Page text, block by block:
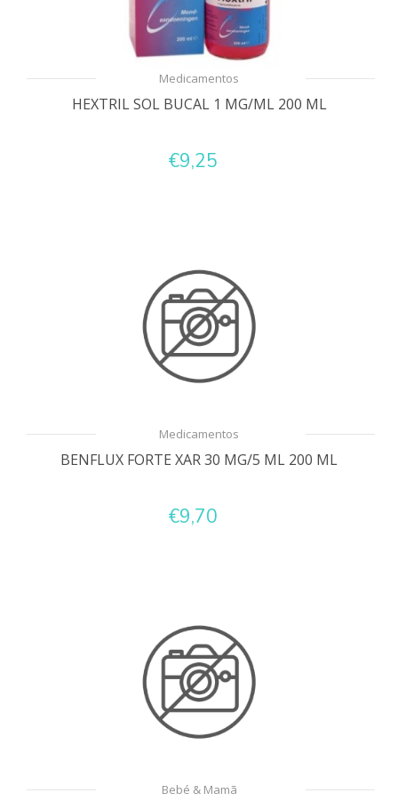
Medicamentos
HEXTRIL SOL BUCAL 1 MG/ML 200 ML
€9,25
Medicamentos
BENFLUX FORTE XAR 30 MG/5 ML 200 ML
€9,70
Bebé & Mamã